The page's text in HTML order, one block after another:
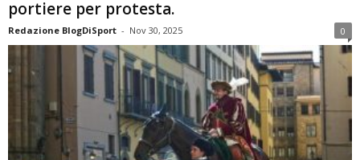
portiere per protesta.
Redazione BlogDiSport - Nov 30, 2025 0